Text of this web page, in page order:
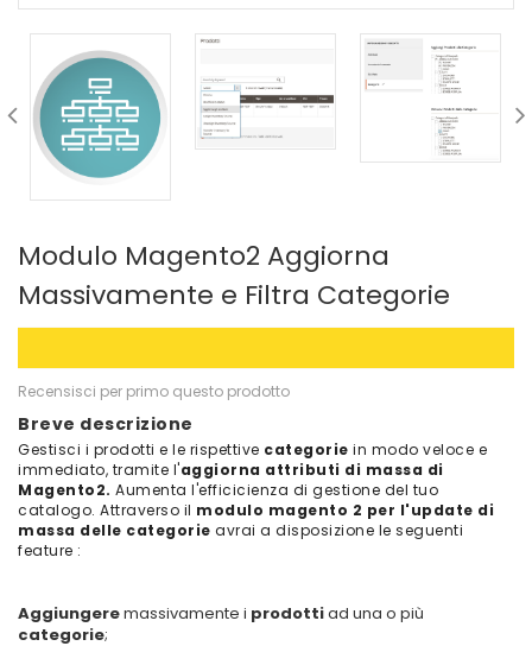
Modulo Magento2 Aggiorna
Massivamente e Filtra Categorie
Recensisci per primo questo prodotto
Breve descrizione
Gestisci i prodotti e le rispettive categorie in modo veloce e
immediato, tramite l'aggiorna attributi di massa di
Magento2. Aumenta l'efficicienza di gestione del tuo
catalogo. Attraverso il modulo magento 2 per l'update di
massa delle categorie avrai a disposizione le seguenti
feature :
Aggiungeremassivamente i prodottiad una o più
categorie;